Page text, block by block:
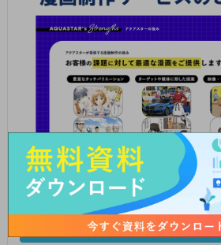
ダウンロード